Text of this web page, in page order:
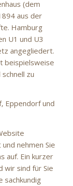
(dem
aus der
Hamburg
U1 und U3
angegliedert.
beispielsweise
zu
Eppendorf und
nehmen Sie
auf. Ein kurzer
wir sind für Sie
sachkundig